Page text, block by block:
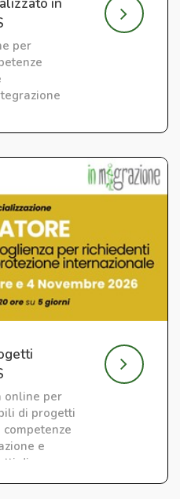
per
online per
di progetti
competenze
e
di